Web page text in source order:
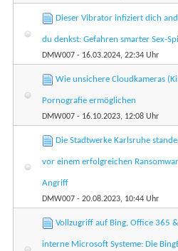
Dieser Vibrator infiziert dich
du denkst: Gefahren smarter Sex-
DMW007 - 16.03.2024, 22:34 Uhr
Wie unsichere Cloudkameras
Pornografie ermöglichen
DMW007 - 16.10.2023, 12:08 Uhr
Die Stadtwerke Karlsruhe
vor einem erfolgreichen
Angriff
DMW007 - 20.08.2023, 10:44 Uhr
Vollzugriff auf Bing, Office 365 &
interne Microsoft Systeme: Die